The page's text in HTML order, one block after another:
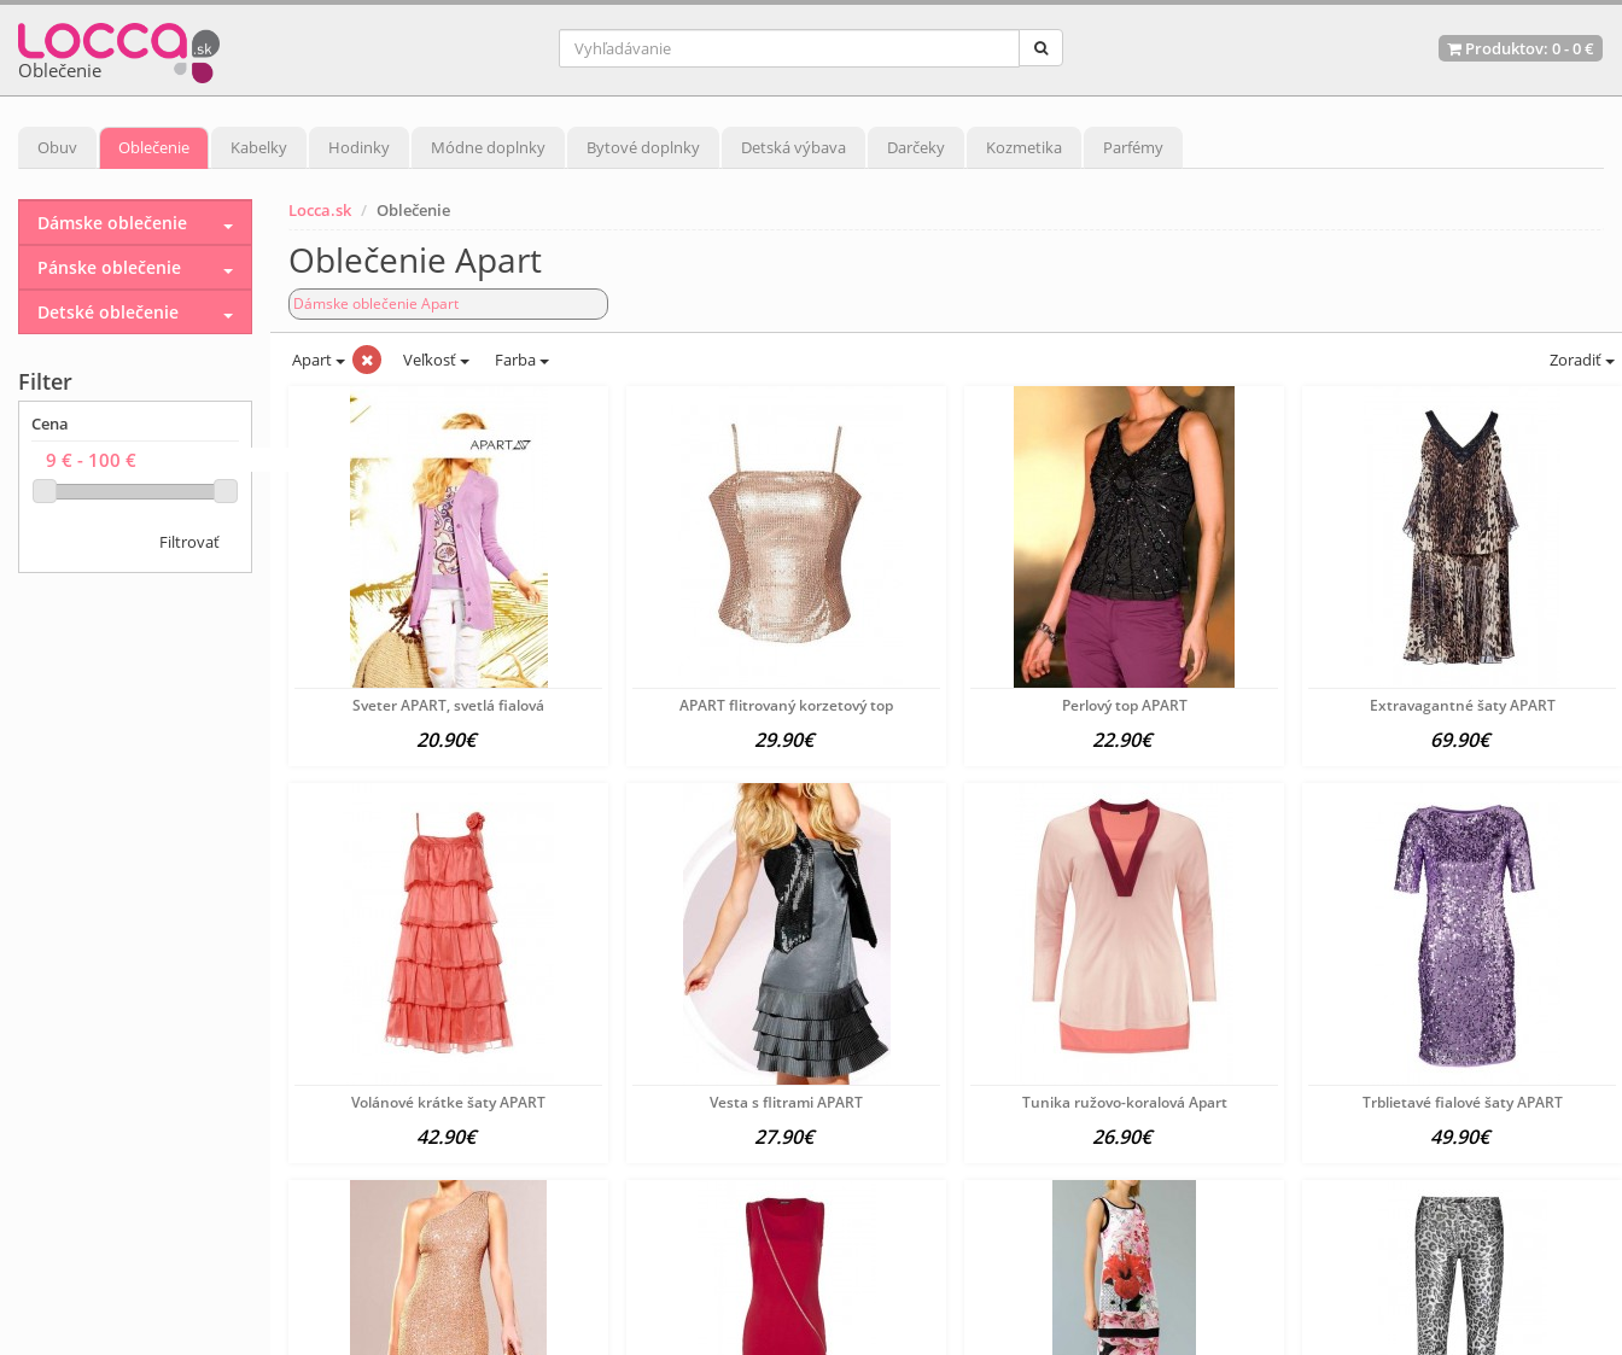
Oblečenie
Produktov: 0-0 €
Obuv Oblečenie Kabelky Hodinky Módne doplnky Bytové doplnky Detská výbava Darčeky Kozmetika Parfémy
Locca.sk Oblečenie
Oblečenie Apart
Dámske oblečenie Apart
Apart Veľkosť Farba Zoradiť
Sveter APART, svetlá fialová
20.90€
APART flitrovaný korzetový top
29.90€
Perlový top APART
22.90€
Extravagantné šaty APART
69.90€
Volánové krátke šaty APART
42.90€
Vesta s flitrami APART
27.90€
Tunika ružovo-koralová Apart
26.90€
Trblietavé fialové šaty APART
49.90€
Dámske oblečenie
Pánske oblečenie
Detské oblečenie
Filter
Cena
Filtrovať